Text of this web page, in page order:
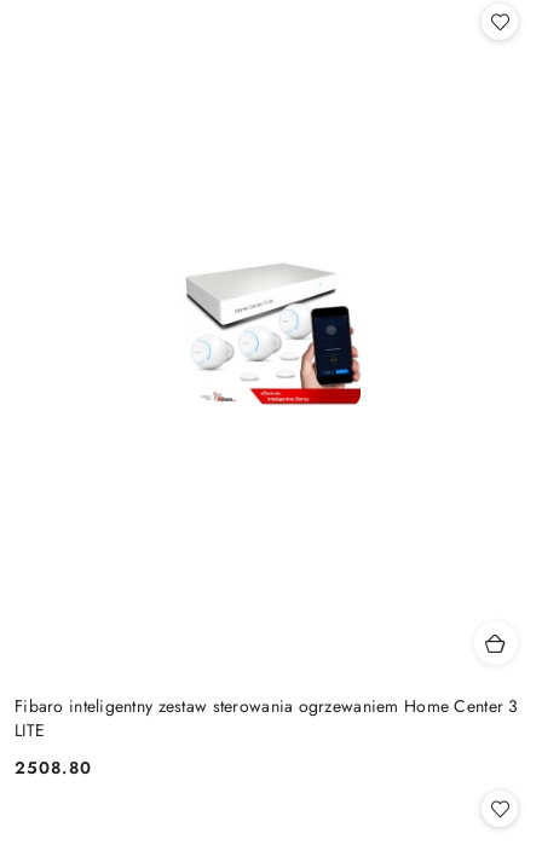
Fibaro inteligentny zestaw sterowania ogrzewaniem Home Center 3
LITE
Cena:
2508.80